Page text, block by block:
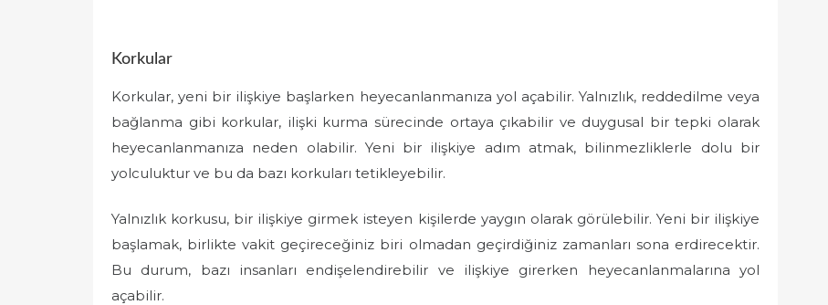
Korkular
Korkular, yeni bir ilişkiye başlarken heyecanlanmanıza yol açabilir. Yalnızlık, reddedilme veya
bağlanma gibi korkular, ilişki kurma sürecinde ortaya çıkabilir ve duygusal bir tepki olarak
heyecanlanmanıza neden olabilir. Yeni bir ilişkiye adım atmak, bilinmezliklerle dolu bir
yolculuktur ve bu da bazı korkuları tetikleyebilir.
Yalnızlık korkusu, bir ilişkiye girmek isteyen kişilerde yaygın olarak görülebilir. Yeni bir ilişkiye
başlamak, birlikte vakit geçireceğiniz biri olmadan geçirdiğiniz zamanları sona erdirecektir.
Bu durum, bazı insanları endişelendirebilir ve ilişkiye girerken heyecanlanmalarına yol
açabilir.